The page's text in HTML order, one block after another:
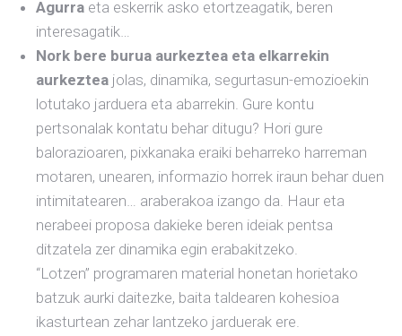
Agurra eta eskerrik asko etortzeagatik, beren
interesagatik…
Nork bere burua aurkeztea eta elkarrekin
aurkeztea jolas, dinamika, segurtasun-emozioekin
lotutako jarduera eta abarrekin. Gure kontu
pertsonalak kontatu behar ditugu? Hori gure
balorazioaren, pixkanaka eraiki beharreko harreman
motaren, unearen, informazio horrek iraun behar duen
intimitatearen… araberakoa izango da. Haur eta
nerabeei proposa dakieke beren ideiak pentsa
ditzatela zer dinamika egin erabakitzeko.
“Lotzen” programaren material honetan horietako
batzuk aurki daitezke, baita taldearen kohesioa
ikasturtean zehar lantzeko jarduerak ere.